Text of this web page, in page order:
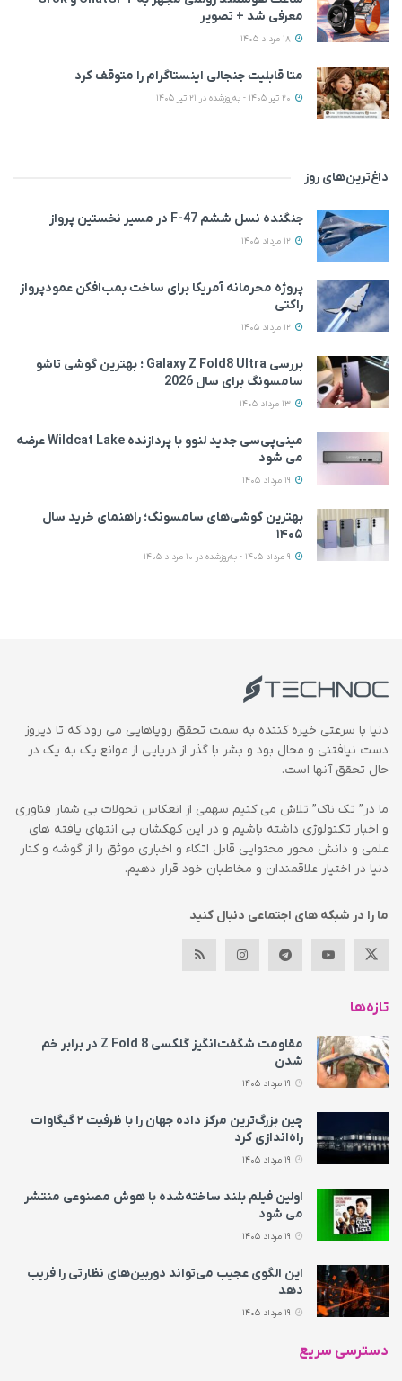
معرفی شد + تصویر
متا قابلیت جنجالی اینستاگرام را متوقف کرد
داغ‌ترین‌های روز
جنگنده نسل ششم F-47 در مسیر نخستین پرواز
پروژه محرمانه آمریکا برای ساخت بمب‌افکن عمودپرواز
راکتی
بررسی Galaxy Z Fold8 Ultra ؛ بهترین گوشی تاشو
سامسونگ برای سال 2026
مینی‌پی‌سی جدید لنوو با پردازنده Wildcat Lake عرضه
می‌ شود
بهترین گوشی‌های سامسونگ؛ راهنمای خرید سال
۱۴۰۵
دنیا با سرعتی خیره کننده به سمت تحقق رویاهایی می رود که تا دیروز
دست نیافتنی و محال بود و بشر با گذر از دریایی از موانع یک به یک در
حال تحقق آنها است.
ما در” تک ناک” تلاش می کنیم سهمی از انعکاس تحولات بی شمار فناوری
و اخبار تکنولوژی داشته باشیم و در این کهکشان بی انتهای یافته های
علمی و دانش محور محتوایی قابل اتکاء و اخباری موثق را از گوشه و کنار
دنیا در اختیار علاقمندان و مخاطبان خود قرار دهیم.
ما را در شبکه های اجتماعی دنبال کنید
تازه‌ها
مقاومت شگفت‌انگیز گلکسی Z Fold 8 در برابر خم
شدن
چین بزرگ‌ترین مرکز داده جهان را با ظرفیت ۲ گیگاوات
راه‌اندازی کرد
اولین فیلم بلند ساخته‌شده با هوش مصنوعی منتشر
می‌ شود
این الگوی عجیب می‌تواند دوربین‌های نظارتی را فریب
دهد
دسترسی سریع